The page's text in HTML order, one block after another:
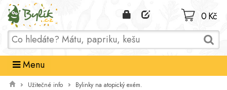
Domů
0 Kč
Menu
Užitečné info Bylinky na atopický exém.